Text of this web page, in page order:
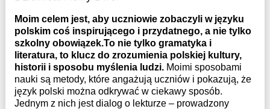
Moim celem jest, aby uczniowie zobaczyli w języku
polskim coś inspirującego i przydatnego, a nie tylko
szkolny obowiązek.To nie tylko gramatyka i
literatura, to klucz do zrozumienia polskiej kultury,
historii i sposobu myślenia ludzi. Moimi sposobami
nauki są metody, które angażują uczniów i pokazują, że
język polski można odkrywać w ciekawy sposób.
Jednym z nich jest dialog o lekturze – prowadzony